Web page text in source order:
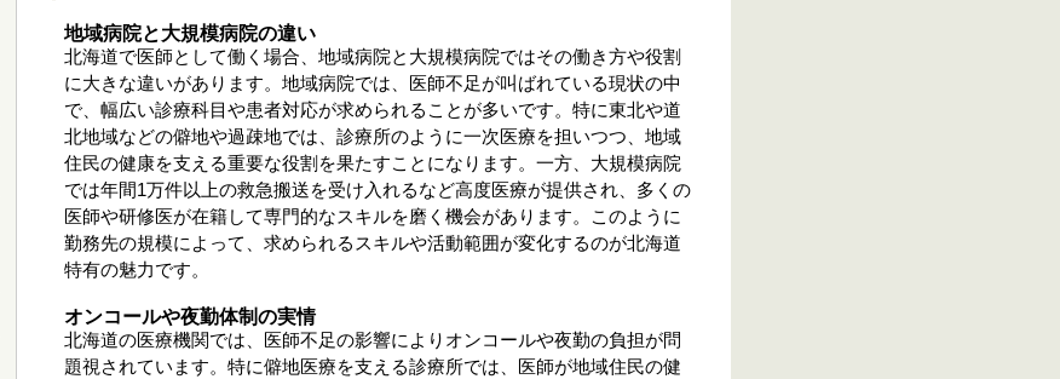
地域病院と大規模病院の違い
北海道で医師として働く場合、地域病院と大規模病院ではその働き方や役割
に大きな違いがあります。地域病院では、医師不足が叫ばれている現状の中
で、幅広い診療科目や患者対応が求められることが多いです。特に東北や道
北地域などの僻地や過疎地では、診療所のように一次医療を担いつつ、地域
住民の健康を支える重要な役割を果たすことになります。一方、大規模病院
では年間1万件以上の救急搬送を受け入れるなど高度医療が提供され、多くの
医師や研修医が在籍して専門的なスキルを磨く機会があります。このように
勤務先の規模によって、求められるスキルや活動範囲が変化するのが北海道
特有の魅力です。
オンコールや夜勤体制の実情
北海道の医療機関では、医師不足の影響によりオンコールや夜勤の負担が問
題視されています。特に僻地医療を支える診療所では、医師が地域住民の健